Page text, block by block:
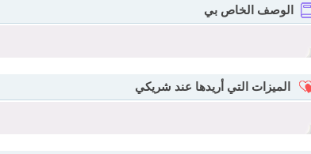
الوصف الخاص بي
الميزات التي أريدها عند شريكي